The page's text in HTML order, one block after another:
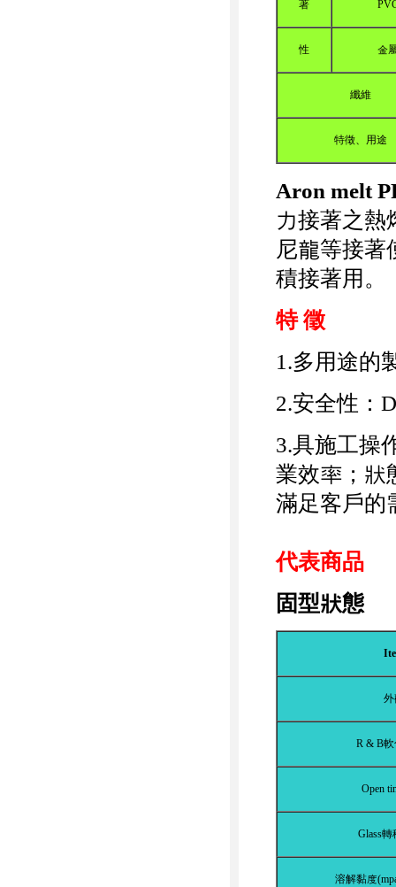
著
性 金
纖維
特徵、用途
Aron melt
力接著之熱
尼龍等接著
積接著用。
特 徵
1.多用途的
2.安全性：
3.具施工操
業效率；狀
滿足客戶的
代表商品
固型狀態
R & B
Open
Glass轉
溶解黏度